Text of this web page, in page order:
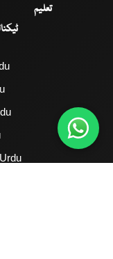
تعلیم